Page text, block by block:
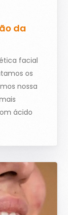
da
facial
os
nossa
ácido